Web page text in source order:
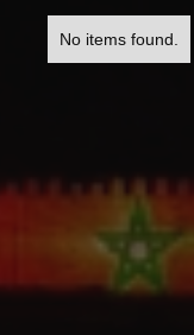
No items found.